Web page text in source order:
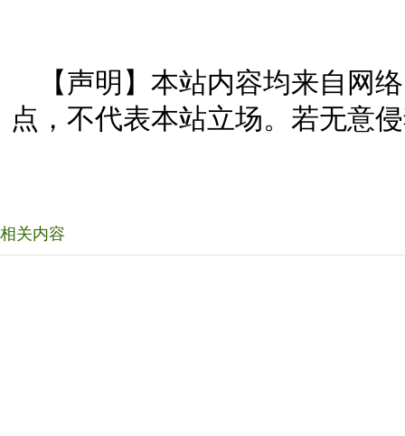
【声明】本站内容均来自网
点，不代表本站立场。若无意
相关内容